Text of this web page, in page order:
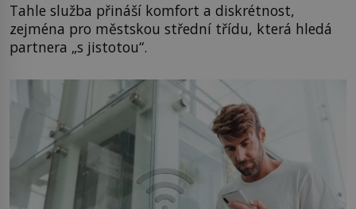
Tahle služba přináší komfort a diskrétnost,
zejména pro městskou střední třídu, která hledá
partnera „s jistotou“.